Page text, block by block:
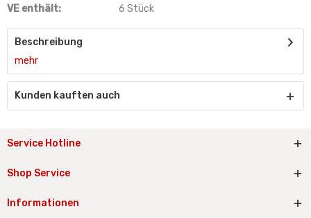
VE enthält:
6 Stück
Beschreibung
mehr
Kunden kauften auch
Service Hotline
Shop Service
Informationen